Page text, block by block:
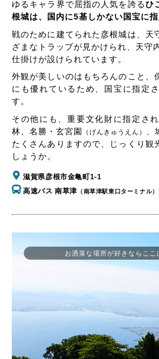
ゆるキャラ界で屈指の人気を誇るひ
根城は、国内に5基しかない国宝に指
戦のために建てられた彦根城は、天
ざまなトラップが見かけられ、天守
仕掛けが設けられています。
外観が美しいのはもちろんのこと、
にも優れているため、国宝に指定
す。
その他にも、重要文化財に指定さ
林、名勝・玄宮園
（げんきゅうえん）
たくさんありますので、じっくり観
しょうか。
滋賀県彦根市金亀町1-1
高速バス 南草津 （南草津駅東口ターミナル）
お洒落な場所が好きならここ